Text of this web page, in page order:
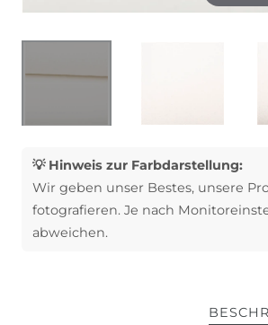
💡 Hinweis zur Farbdarstellung:
Wir geben unser Bestes, unsere
fotografieren. Je nach
abweichen.